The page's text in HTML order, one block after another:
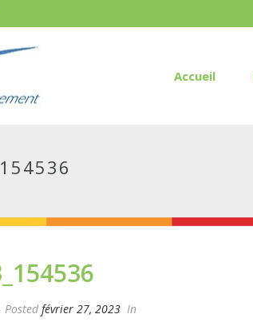
Accueil
Posted février 27, 2023 In